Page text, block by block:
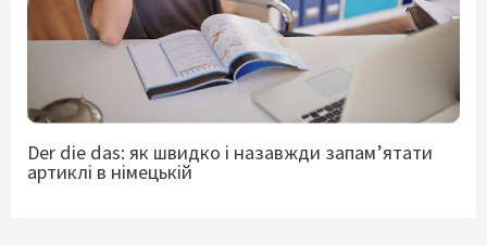
Der die das: як швидко і назавжди запам’ятати
артиклі в німецькій